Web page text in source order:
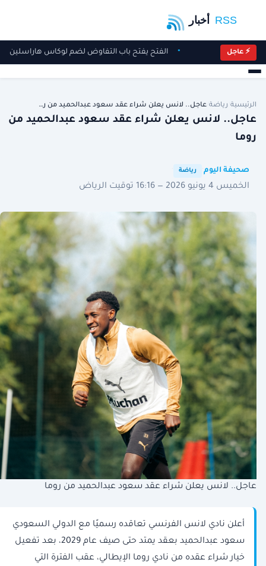
⚡ عاجل الفتح يفتح باب التفاوض لضم لوكاس هاراسلين
الرئيسية رياضة عاجل.. لانس يعلن شراء عقد سعود عبدالحميد من ر…
عاجل.. لانس يعلن شراء عقد سعود عبدالحميد من
روما
صحيفة اليوم رياضة
الخميس 4 يونيو 2026 — 16:16 توقيت الرياض
عاجل.. لانس يعلن شراء عقد سعود عبدالحميد من روما
أعلن نادي لانس الفرنسي تعاقده رسميًا مع الدولي السعودي
سعود عبدالحميد بعقد يمتد حتى صيف عام 2029، بعد تفعيل
خيار شراء عقده من نادي روما الإيطالي، عقب الفترة التي